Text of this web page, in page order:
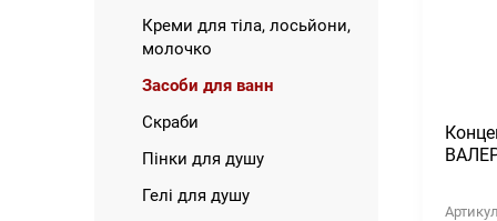
Креми для тіла, лосьйони,
молочко
Засоби для ванн
Скраби
Пінки для душу
Гелі для душу